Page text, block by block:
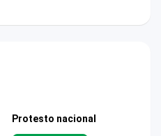
Protesto nacional